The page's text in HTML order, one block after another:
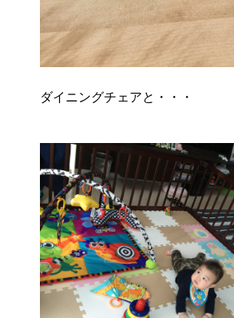
ダイニングチェアと・・・